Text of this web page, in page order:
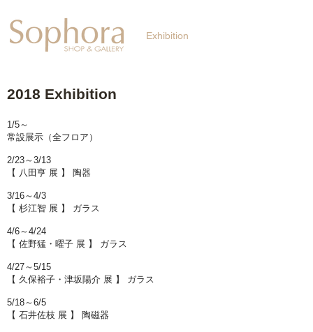
Exhibition
2018 Exhibition
1/5～
常設展示（全フロア）
2/23～3/13
【 八田亨 展 】 陶器
3/16～4/3
【 杉江智 展 】 ガラス
4/6～4/24
【 佐野猛・曜子 展 】 ガラス
4/27～5/15
【 久保裕子・津坂陽介 展 】 ガラス
5/18～6/5
【 石井佐枝 展 】 陶磁器